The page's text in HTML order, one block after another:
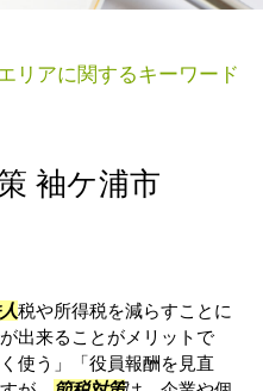
リアに関するキーワード
袖ケ浦市
税や所得税を減らすことに
出来ることがメリットで
使う」「役員報酬を見直